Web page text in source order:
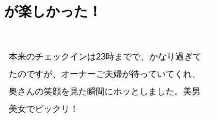
が楽しかった！
本来のチェックインは23時までで、かなり過ぎて
たのですが、オーナーご夫婦が待っていてくれ、
奥さんの笑顔を見た瞬間にホッとしました。美男
美女でビックリ！